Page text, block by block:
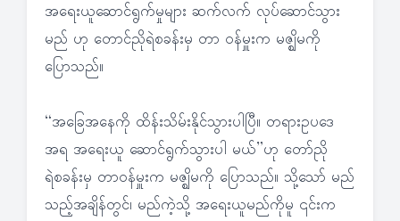
အရေးယူဆောင်ရွက်မှုများ ဆက်လက် လုပ်ဆောင်သွား
မည် ဟု တောင်ညိုရဲစခန်းမှ တာ ဝန်မှူးက မဇ္ဈိမကို
ပြောသည်။
“အခြေအနေကို ထိန်းသိမ်းနိုင်သွားပါပြီ။ တရားဥပဒေ
အရ အရေးယူ ဆောင်ရွက်သွားပါ မယ်”ဟု တော်ညို
ရဲစခန်းမှ တာဝန်မှူးက မဇ္ဈိမကို ပြောသည်။ သို့သော် မည်
သည့်အချိန်တွင်၊ မည်ကဲ့သို့ အရေးယူမည်ကိုမူ ၎င်းက